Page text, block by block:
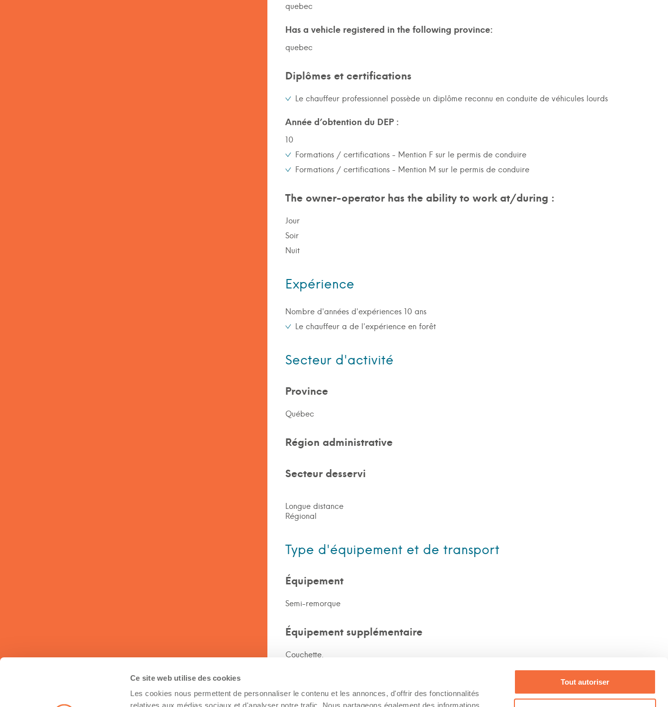
Ce site web utilise des cookies
Les cookies nous permettent de personnaliser le contenu et les annonces, d'offrir des fonctionnalités
Tout autoriser
quebec
Has a vehicle registered in the following province:
quebec
Diplômes et certifications
Le chauffeur professionnel possède un diplôme reconnu en conduite de véhicules lourds
Année d’obtention du DEP :
10
Formations / certifications - Mention F sur le permis de conduire
Formations / certifications - Mention M sur le permis de conduire
The owner-operator has the ability to work at/during :
Jour
Soir
Nuit
Expérience
Nombre d'années d'expériences 10 ans
Le chauffeur a de l'expérience en forêt
Secteur d'activité
Province
Québec
Région administrative
Secteur desservi
Longue distance
Régional
Type d'équipement et de transport
Équipement
Semi-remorque
Équipement supplémentaire
Couchette,
Inscrivez-vous à notre infolettre